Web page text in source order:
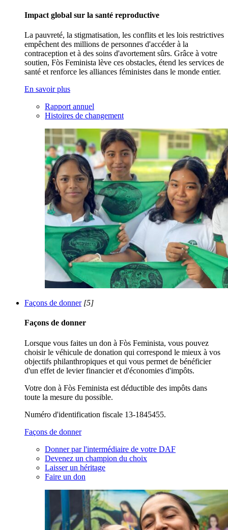
Impact global sur la santé reproductive
La pauvreté, la stigmatisation, les conflits et les lois restrictives
empêchent des millions de personnes d'accéder à la
contraception et à des soins d'avortement sûrs. Grâce à votre
soutien, Fòs Feminista lève ces obstacles, étend les services de
santé et renforce les alliances féministes dans le monde entier.
En savoir plus
Rapport annuel
Histoires de changement
Façons de donner[5]
Façons de donner
Lorsque vous faites un don à Fòs Feminista, vous pouvez
choisir le véhicule de donation qui correspond le mieux à vos
objectifs philanthropiques et qui vous permet de bénéficier
d'un effet de levier financier et d'économies d'impôts.
Votre don à Fòs Feminista est déductible des impôts dans
toute la mesure du possible.
Numéro d'identification fiscale 13-1845455.
Façons de donner
Donner par l'intermédiaire de votre DAF
Devenez un champion du choix
Laisser un héritage
Faire un don